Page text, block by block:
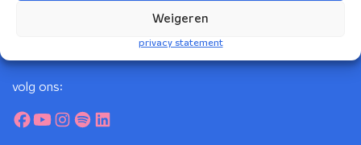
Weigeren
privacy statement
volg ons: